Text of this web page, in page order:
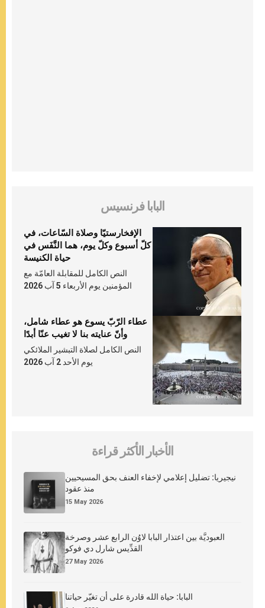
البابا فرنسيس
الإفخارستيّا وصلاة السّاعات، في
كلّ أسبوع وكلّ يوم، هما النَّفَس في
حياة الكنيسة
النص الكامل للمقابلة العامّة مع
المؤمنين يوم الأربعاء 5 آب 2026
عطاء الرّبّ يسوع هو عطاء شامل،
وأنّ عنايته بنا لا تغيب عنّا أبدًا
النص الكامل لصلاة التبشير الملائكي
يوم الأحد 2 آب 2026
الأخبار الأكثر قراءة
نيجيريا: تضليل إعلامي لإخفاء العنف بحق المسيحيين
منذ عقود
15 May 2026
العبوديَّة بين اعتذار البابا لاوُن الرابع عشر وصرخة
القدِّيس شارل دي فوكو
27 May 2026
البابا: حياة الله قادرة على أن تغيّر حياتنا